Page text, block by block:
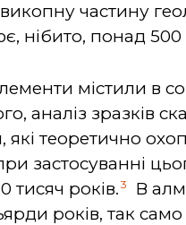
частину
нібито, понад 500
містили в
аналіз зразків
які теоретично
застосуванні
тисяч років. 3
В
років, так